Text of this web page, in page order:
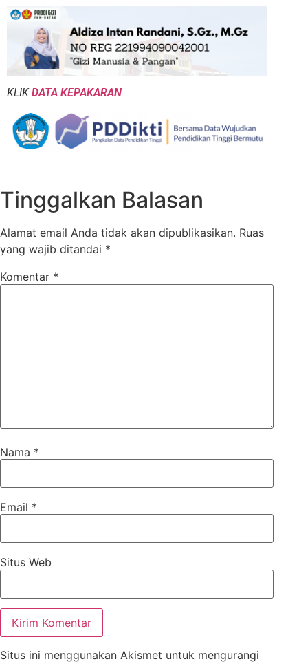
KLIKDATA KEPAKARAN
Tinggalkan Balasan
Alamat email Anda tidak akan dipublikasikan. Ruas
yang wajib ditandai *
Komentar *
Nama *
Email *
Situs Web
Situs ini menggunakan Akismet untuk mengurangi